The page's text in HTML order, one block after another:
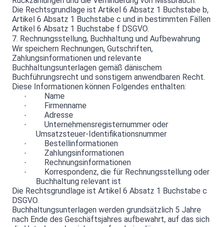
Die Rechtsgrundlage ist Artikel 6 Absatz 1 Buchstabe b,
Artikel 6 Absatz 1 Buchstabe c und in bestimmten Fällen
Artikel 6 Absatz 1 Buchstabe f DSGVO.
7. Rechnungsstellung, Buchhaltung und Aufbewahrung
Wir speichern Rechnungen, Gutschriften,
Zahlungsinformationen und relevante
Buchhaltungsunterlagen gemäß dänischem
Buchführungsrecht und sonstigem anwendbaren Recht.
Diese Informationen können Folgendes enthalten:
· Name
· Firmenname
· Adresse
·
Unternehmensregisternummer oder
Umsatzsteuer-Identifikationsnummer
· Bestellinformationen
· Zahlungsinformationen
· Rechnungsinformationen
·
Korrespondenz, die für Rechnungsstellung oder
Buchhaltung relevant ist
Die Rechtsgrundlage ist Artikel 6 Absatz 1 Buchstabe c
DSGVO.
Buchhaltungsunterlagen werden grundsätzlich 5 Jahre
nach Ende des Geschäftsjahres aufbewahrt, auf das sich